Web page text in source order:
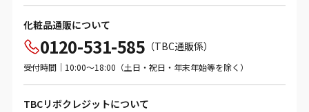
化粧品通販について
0120-531-585 （TBC通販係）
受付時間｜10:00～18:00（土日・祝日・年末年始等を除く）
TBCリボクレジットについて